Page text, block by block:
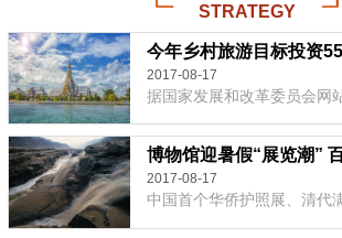
STRATEGY
2017-08-17
据国家发展和改革委员会网
国家发改委等14部门联合印
展提质升级行动方案(2...
博物馆迎暑假“展览潮”
2017-08-17
中国首个华侨护照展、清代